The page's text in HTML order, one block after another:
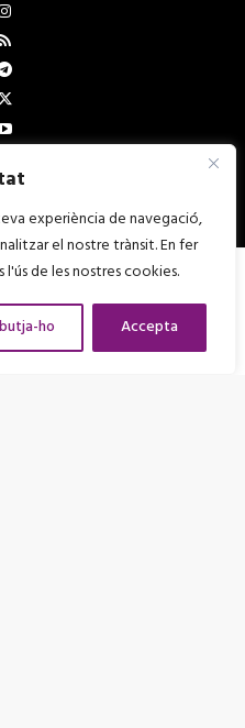
experiència de navegació,
el nostre trànsit. En fer
de les nostres cookies.
ho Accepta
de